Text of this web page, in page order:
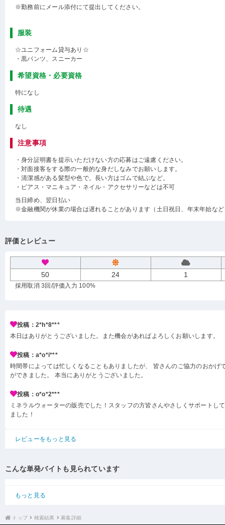
※勤務前にメール添付にて提出してください。
服装
☆ユニフォーム貸与あり☆
・黒パンツ、スニーカー
希望資格・必要資格
特になし
待遇
なし
注意事項
・身分証明書を提示いただけない方の応募はご遠慮ください。
・対面接客をする際の一般的な身だしなみでお願いします。
・清潔感がある髪型や色で。長い方はゴムで結ぶなど。
・ピアス・マニキュア・ネイル・アクセサリーなどは不可
当日締め、翌日払い
※金融機関が休業の場合は遅れることがあります（土日祝日、年末年始な
評価とレビュー
50 24 1
採用取消 3回 /評価入力 100%
投稿：2*h*8***
本日はありがとうございました。また機会があればよろしくお願いします。
投稿：a*o*i***
時間帯によっては忙しくなることもありましたが、 皆さんのご協力のおかげ
ができました。 本当にありがとうございました。
投稿：o*o*2***
ミネラルウォーターの販売でした！スタッフの方皆さんやさしくサポートし
ました！
レビューをもっと見る
こんな単発バイトも見られています
もっと見る
トップ 検索結果 募集詳細